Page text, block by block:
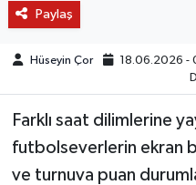
Paylaş
Hüseyin Çor 18.06.2026 -
Farklı saat dilimlerine
futbolseverlerin ekran
ve turnuva puan